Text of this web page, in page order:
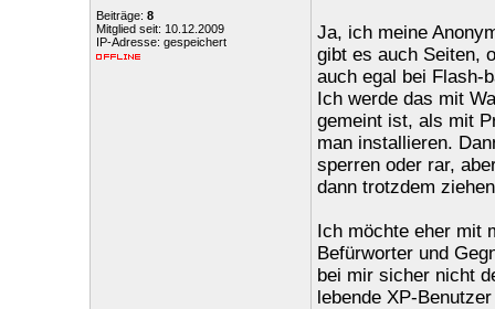
Beiträge: 8
Mitglied seit: 10.12.2009
IP-Adresse: gespeichert
Ja, ich meine
gibt es auch Seiten,
auch egal bei Flash-
Ich werde das mit
gemeint ist, als mit
man installieren.
sperren oder rar,
dann trotzdem
Ich möchte eher mit
Befürworter und
bei mir sicher nicht
lebende XP-